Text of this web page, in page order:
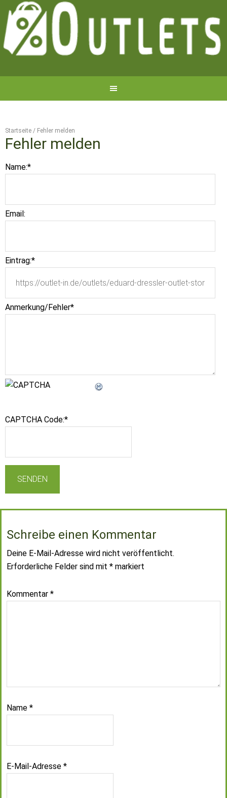
Startseite / Fehler melden
Fehler melden
Name:*
Email:
Eintrag:*
Anmerkung/Fehler*
CAPTCHA Code:*
Schreibe einen Kommentar
Deine E-Mail-Adresse wird nicht veröffentlicht.
Erforderliche Felder sind mit * markiert
Kommentar *
Name *
E-Mail-Adresse *